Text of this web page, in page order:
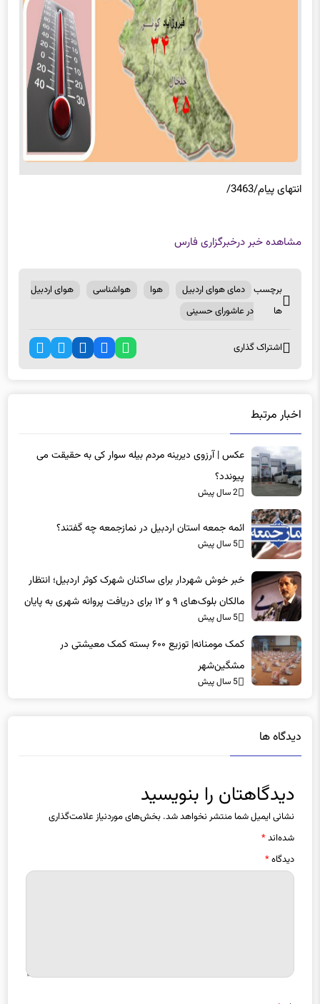
انتهای پیام/3463/
مشاهده خبر درخبرگزاری فارس
برچسب
ها
دمای هوای اردبیل هوا هواشناسی
هوای اردبیل
در عاشورای حسینی
اشتراک گذاری
اخبار مرتبط
عکس | آرزوی دیرینه مردم بیله سوار کی به حقیقت می
پیوندد؟
2 سال پیش
ائمه جمعه استان اردبیل در نمازجمعه چه گفتند؟
5 سال پیش
خبر خوش شهردار برای ساکنان شهرک کوثر اردبیل؛ انتظار
مالکان بلوک‌های ۹ و ۱۲ برای دریافت پروانه شهری به پایان
می‌رسد
5 سال پیش
کمک مومنانه| توزیع ۶۰۰ بسته کمک معیشتی در
مشگین‌شهر
5 سال پیش
دیدگاه ها
دیدگاهتان را بنویسید
نشانی ایمیل شما منتشر نخواهد شد. بخش‌های موردنیاز علامت‌گذاری
شده‌اند*
دیدگاه*